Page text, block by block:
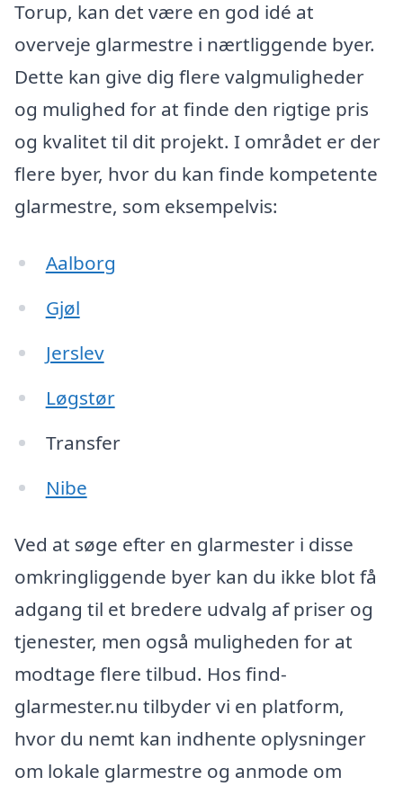
Torup, kan det være en god idé at
overveje glarmestre i nærtliggende byer.
Dette kan give dig flere valgmuligheder
og mulighed for at finde den rigtige pris
og kvalitet til dit projekt. I området er der
flere byer, hvor du kan finde kompetente
glarmestre, som eksempelvis:
Aalborg
Gjøl
Jerslev
Løgstør
Transfer
Nibe
Ved at søge efter en glarmester i disse
omkringliggende byer kan du ikke blot få
adgang til et bredere udvalg af priser og
tjenester, men også muligheden for at
modtage flere tilbud. Hos find-
glarmester.nu tilbyder vi en platform,
hvor du nemt kan indhente oplysninger
om lokale glarmestre og anmode om